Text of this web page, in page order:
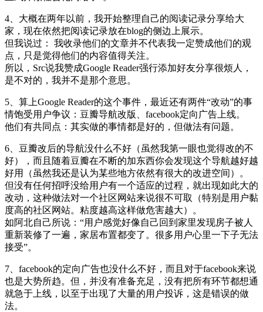
4、大概在两年以前，我开始整理自己的阅读记录分享给大
家，现在依然把阅读记录放在blog的侧边上展示。
但我说过： 我收录他们的文章并不代表我一定赞成他们的观
点，只是觉得他们的内容值得关注。
所以，Src说我赞成Google Reader强行添加好友分享很烦人，
是不对的，我并不是那个意思。
5、算上Google Reader的这个事件，最近还有两件“改动”的事
情饱受用户争议：豆瓣导航改版、facebook定向广告上线。
他们有共同点：其实做的事情都是好的，但做法有问题。
6、豆瓣改后的导航没什么不好（虽然我第一眼也觉得改的不
好），而且随着豆瓣在不断的加东西你会发现这个导航越好越
好用（虽然我还是认为某些地方依然有很大的改进空间）。
但没有任何招呼没给用户有一个适应的过程，就出现如此大的
改动，这种做法对一个社区网站来说很不可取（特别是用户黏
度高的社区网站。粘度越高这样做危害越大）。
如阿北自己所说：“用户感觉好像自己回到家里发现房子被人
重新装修了一遍，家居布置都变了。很多用户心里一下子无法
接受”。
7、facebook的定向广告也没什么不好，而且对于facebook来说
也是大势所趋。但，并没有准备充足，没有把所有环节都想通
就急于上线，以至于出现了大量的用户投诉，这是错误的做
法。